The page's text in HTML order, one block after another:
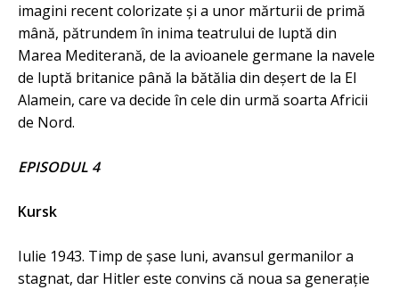
imagini recent colorizate și a unor mărturii de primă
mână, pătrundem în inima teatrului de luptă din
Marea Mediterană, de la avioanele germane la navele
de luptă britanice până la bătălia din deșert de la El
Alamein, care va decide în cele din urmă soarta Africii
de Nord.
EPISODUL 4
Kursk
Iulie 1943. Timp de șase luni, avansul germanilor a
stagnat, dar Hitler este convins că noua sa generație